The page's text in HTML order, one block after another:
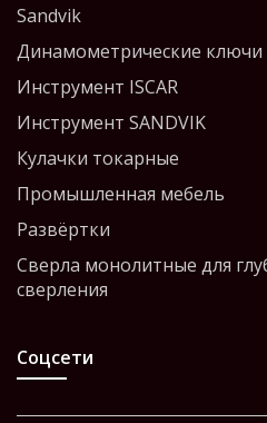
Sandvik
Динамометрические ключи
Инструмент ISCAR
Инструмент SANDVIK
Кулачки токарные
Промышленная мебель
Развёртки
Сверла монолитные для
сверления
Соцсети